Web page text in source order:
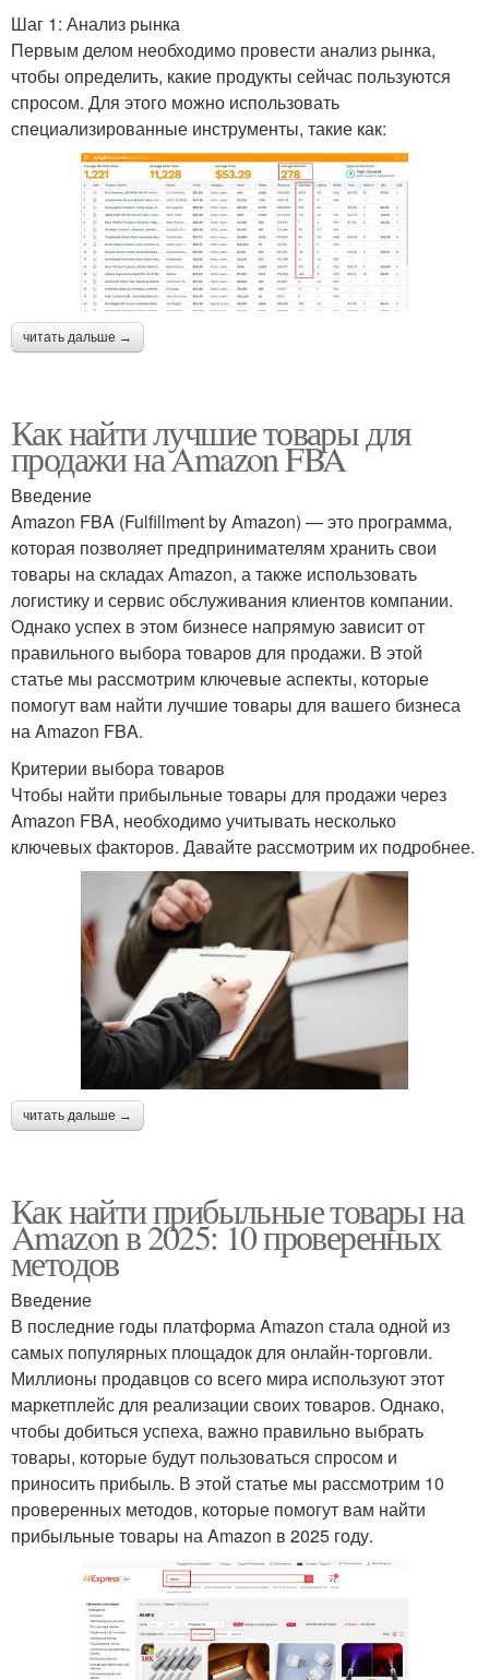
Шаг 1: Анализ рынка
Первым делом необходимо провести анализ рынка,
чтобы определить, какие продукты сейчас пользуются
спросом. Для этого можно использовать
специализированные инструменты, такие как:
читать дальше →
Как найти лучшие товары для
продажи на Amazon FBA
Введение
Amazon FBA (Fulfillment by Amazon) — это программа,
которая позволяет предпринимателям хранить свои
товары на складах Amazon, а также использовать
логистику и сервис обслуживания клиентов компании.
Однако успех в этом бизнесе напрямую зависит от
правильного выбора товаров для продажи. В этой
статье мы рассмотрим ключевые аспекты, которые
помогут вам найти лучшие товары для вашего бизнеса
на Amazon FBA.
Критерии выбора товаров
Чтобы найти прибыльные товары для продажи через
Amazon FBA, необходимо учитывать несколько
ключевых факторов. Давайте рассмотрим их подробнее.
читать дальше →
Как найти прибыльные товары на
Amazon в 2025: 10 проверенных
методов
Введение
В последние годы платформа Amazon стала одной из
самых популярных площадок для онлайн-торговли.
Миллионы продавцов со всего мира используют этот
маркетплейс для реализации своих товаров. Однако,
чтобы добиться успеха, важно правильно выбрать
товары, которые будут пользоваться спросом и
приносить прибыль. В этой статье мы рассмотрим 10
проверенных методов, которые помогут вам найти
прибыльные товары на Amazon в 2025 году.